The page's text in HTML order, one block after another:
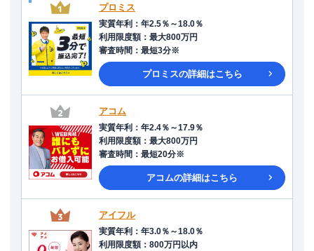
プロミス
実質年利 ： 年2.5％～18.0％
利用限度額 ： 最大800万円
審査時間 ： 最短3分※
プロミスの詳細はこちら
アコム
実質年利 ： 年2.4％～17.9％
利用限度額 ： 最大800万円
審査時間 ： 最短20分※
アコムの詳細はこちら
アイフル
実質年利 ： 年3.0％～18.0％
利用限度額 ： 800万円以内